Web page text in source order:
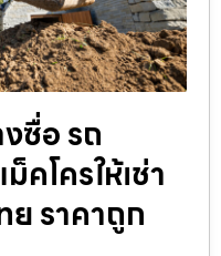
ซื่อ รถ
คโครให้เช่า
ราคาถูก